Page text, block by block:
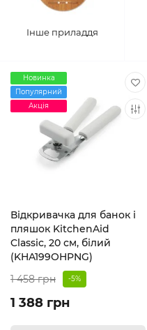
Інше приладдя
Новинка
Популярний
Акція
Відкривачка для банок і
пляшок KitchenAid
Classic, 20 см, білий
(KHA199OHPNG)
1 458 грн
-5%
1 388 грн